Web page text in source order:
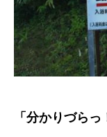
「分かりづらっ